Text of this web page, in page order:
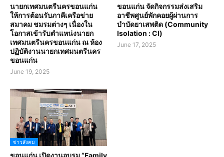
นายกเทศมนตรีนครขอนแก่น
ให้การต้อนรับภาคีเครือข่าย
สมาคม ชมรมต่างๆ เนื่องใน
โอกาสเข้ารับตำแหน่งนายก
เทศมนตรีนครขอนแก่น ณ ห้อง
ปฏิบัติงานนายกเทศมนตรีนคร
ขอนแก่น
June 19, 2025
ขอนแก่น จัดกิจกรรมส่งเสริม
อาชีพศูนย์พักคอยผู้ผ่านการ
บำบัดยาเสพติด (Community
Isolation : CI)
June 17, 2025
ข่าวสังคม
ขอนแก่น เปิดงานอบรม “Family